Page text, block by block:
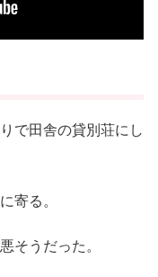
で田舎の貸別荘にし
寄る。
そうだった。